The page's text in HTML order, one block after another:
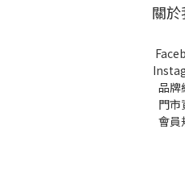
關
品牌
門市
會員